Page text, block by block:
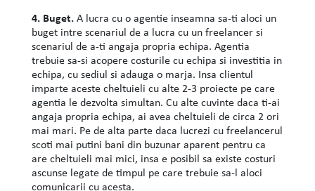
4. Buget.A lucra cu o agentie inseamna sa-ti aloci un
buget intre scenariul de a lucra cu un freelancer si
scenariul de a-ti angaja propria echipa. Agentia
trebuie sa-si acopere costurile cu echipa si investitia in
echipa, cu sediul si adauga o marja. Insa clientul
imparte aceste cheltuieli cu alte 2-3 proiecte pe care
agentia le dezvolta simultan. Cu alte cuvinte daca ti-ai
angaja propria echipa, ai avea cheltuieli de circa 2 ori
mai mari. Pe de alta parte daca lucrezi cu freelancerul
scoti mai putini bani din buzunar aparent pentru ca
are cheltuieli mai mici, insa e posibil sa existe costuri
ascunse legate de timpul pe care trebuie sa-l aloci
comunicarii cu acesta.